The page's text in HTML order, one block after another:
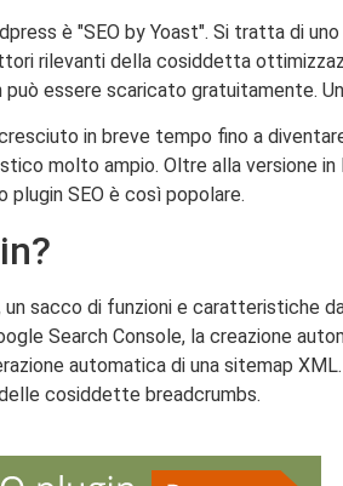
è "SEO by Yoast". Si tratta di
rilevanti della cosiddetta
essere scaricato gratuitamente.
in breve tempo fino a
molto ampio. Oltre alla versione
SEO è così popolare.
un sacco di funzioni e caratteristiche
Search Console, la creazione
automatica di una sitemap
cosiddette breadcrumbs.